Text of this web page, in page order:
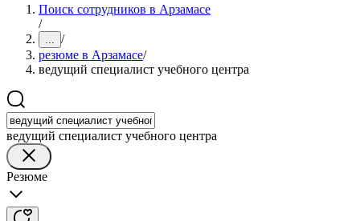
Поиск сотрудников в Арзамасе
/
... /
резюме в Арзамасе/
ведущий специалист учебного центра
ведущий специалист учебного центра
Резюме